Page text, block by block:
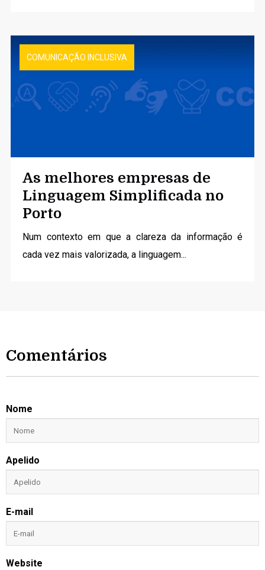
COMUNICAÇÃO INCLUSIVA
As melhores empresas de
Linguagem Simplificada no
Porto
Num contexto em que a clareza da informação é
cada vez mais valorizada, a linguagem...
Comentários
Nome
Apelido
E-mail
Website